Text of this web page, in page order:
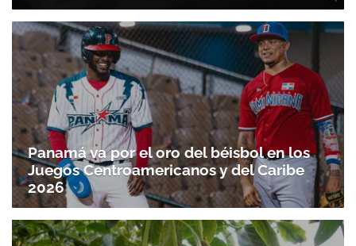
Panamá va por el oro del béisbol en los
Juegos Centroamericanos y del Caribe
2026